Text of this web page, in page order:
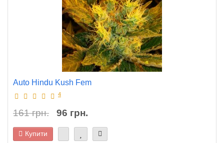
Auto Hindu Kush Fem
4
161 грн. 96 грн.
Купити